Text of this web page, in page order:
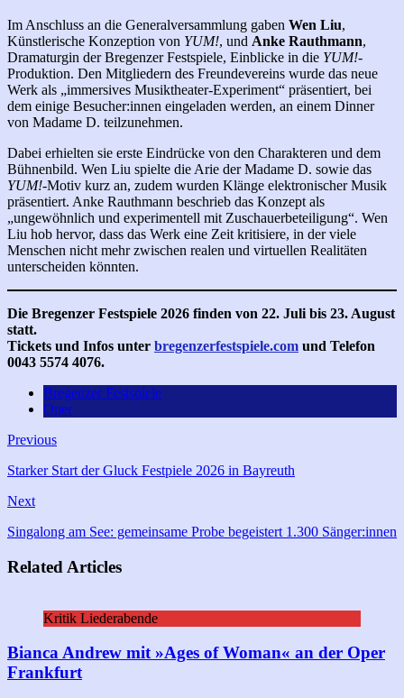
Im Anschluss an die Generalversammlung gaben Wen Liu,
Künstlerische Konzeption von YUM!, und Anke Rauthmann,
Dramaturgin der Bregenzer Festspiele, Einblicke in die YUM!-
Produktion. Den Mitgliedern des Freundevereins wurde das neue
Werk als „immersives Musiktheater-Experiment“ präsentiert, bei
dem einige Besucher:innen eingeladen werden, an einem Dinner
von Madame D. teilzunehmen.
Dabei erhielten sie erste Eindrücke von den Charakteren und dem
Bühnenbild. Wen Liu spielte die Arie der Madame D. sowie das
YUM!-Motiv kurz an, zudem wurden Klänge elektronischer Musik
präsentiert. Anke Rauthmann beschrieb das Konzept als
„ungewöhnlich und experimentell mit Zuschauerbeteiligung“. Wen
Liu hob hervor, dass das Werk eine Zeit kritisiere, in der viele
Menschen nicht mehr zwischen realen und virtuellen Realitäten
unterscheiden könnten.
Die Bregenzer Festspiele 2026 finden von 22. Juli bis 23. August
statt.
Tickets und Infos unter bregenzerfestspiele.com und Telefon
0043 5574 4076.
Bregenzer Festspiele
Oper
Previous
Starker Start der Gluck Festpiele 2026 in Bayreuth
Next
Singalong am See: gemeinsame Probe begeistert 1.300 Sänger:innen
Related Articles
Kritik Liederabende
Bianca Andrew mit »Ages of Woman« an der Oper
Frankfurt